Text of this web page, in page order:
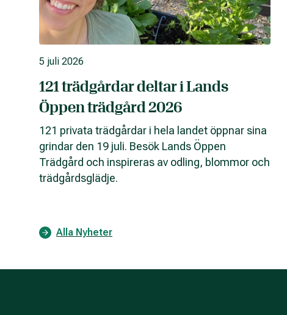
5 juli 2026
121 trädgårdar deltar i Lands
Öppen trädgård 2026
121 privata trädgårdar i hela landet öppnar sina
grindar den 19 juli. Besök Lands Öppen
Trädgård och inspireras av odling, blommor och
trädgårdsglädje.
Alla Nyheter